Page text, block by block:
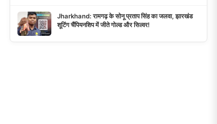
Jharkhand: रामगढ़ के सोनू प्रताप सिंह का जलवा, झारखंड
शूटिंग चैंपियनशिप में जीते गोल्ड और सिल्वर!